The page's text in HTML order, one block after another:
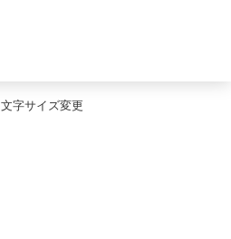
文字サイズ変更